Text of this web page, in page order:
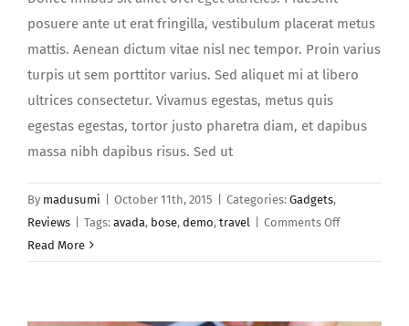
posuere ante ut erat fringilla, vestibulum placerat metus
mattis. Aenean dictum vitae nisl nec tempor. Proin varius
turpis ut sem porttitor varius. Sed aliquet mi at libero
ultrices consectetur. Vivamus egestas, metus quis
egestas egestas, tortor justo pharetra diam, et dapibus
massa nibh dapibus risus. Sed ut
By madusumi October 11th, 2015 Categories: Gadgets,
Reviews
Tags: avada, bose, demo, travel Comments Offon
rhoncus
Read More